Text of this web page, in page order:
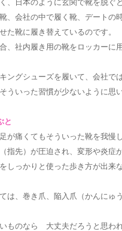
、日本のように玄関で靴を脱ぐ
、会社の中で履く靴、デートの
た靴に履き替えているのです。
、社内履き用の靴をロッカー
ングシューズを履いて、会社で
ういった習慣が少ないように思い
と
が痛くてもそういった靴を我慢
指先）が圧迫され、変形や炎症
しっかりと使った歩き方が出来
は、巻き爪、陥入爪（かんにゅ
ものなら 大丈夫だろうと思わ